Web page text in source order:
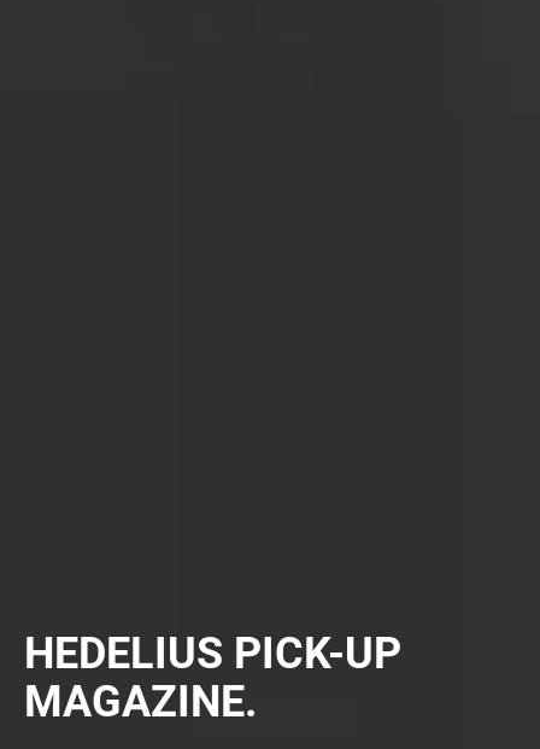
HEDELIUS PICK-UP
MAGAZINE.